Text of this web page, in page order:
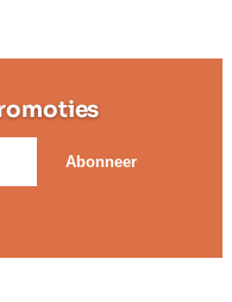
Abonneer